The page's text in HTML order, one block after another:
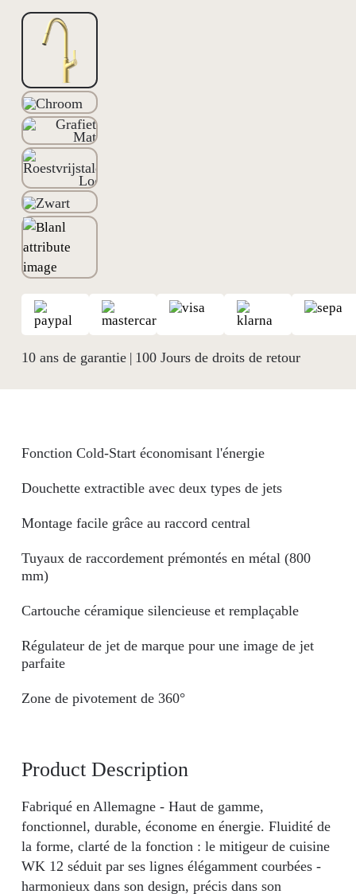
10 ans de garantie| 100 Jours de droits de retour
Product Description
Fabriqué en Allemagne - Haut de gamme,
fonctionnel, durable, économe en énergie. Fluidité de
la forme, clarté de la fonction : le mitigeur de cuisine
WK 12 séduit par ses lignes élégamment courbées -
harmonieux dans son design, précis dans son
Fonction Cold-Start économisant l'énergie
Douchette extractible avec deux types de jets
Montage facile grâce au raccord central
Tuyaux de raccordement prémontés en métal (800
mm)
Cartouche céramique silencieuse et remplaçable
Régulateur de jet de marque pour une image de jet
parfaite
Zone de pivotement de 360°